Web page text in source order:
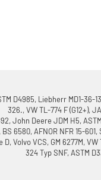
D4985, Liebherr MD1-36-
326., VW TL-774 F (G12+),
John Deere JDM H5,
BS 6580, AFNOR NFR 15-
D, Volvo VCS, GM 6277M, VW
324 Typ SNF, ASTM